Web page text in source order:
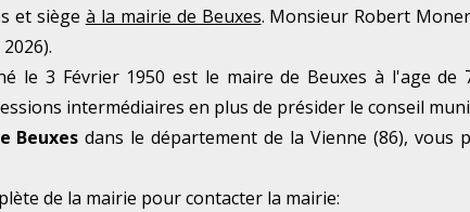
et siège à la mairie de Beuxes. Monsieur Robert
le 3 Février 1950 est le maire de Beuxes à l'age de
intermédiaires en plus de présider le conseil
Beuxes dans le département de la Vienne (86), vous
de la mairie pour contacter la mairie: